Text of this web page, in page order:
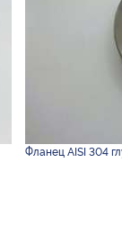
Фланец AISI 304